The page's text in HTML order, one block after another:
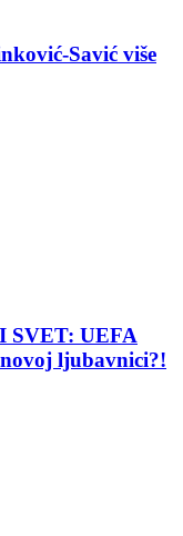
Savić više
SVET: UEFA
ljubavnici?!